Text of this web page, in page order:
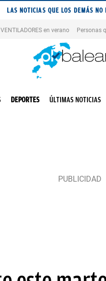
LAS NOTICIAS QUE LOS DEMÁS NO
VENTILADORES en verano Personas
DEPORTES ÚLTIMAS NOTICIAS